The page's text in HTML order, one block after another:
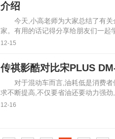
介绍
今天,小高老师为大家总结了有
家。有用的话记得分享给朋友们一起
12-15
传祺影酷对比宋PLUS
对于混动车而言,油耗低是消费
求不断提高,不仅要省油还要动力强
12-16